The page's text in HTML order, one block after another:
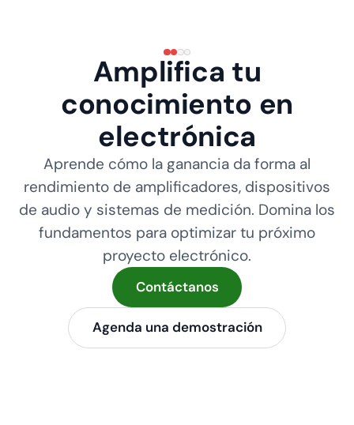
Amplifica tu
conocimiento en
electrónica
Aprende cómo la ganancia da forma al
rendimiento de amplificadores, dispositivos
de audio y sistemas de medición. Domina los
fundamentos para optimizar tu próximo
proyecto electrónico.
Contáctanos
Agenda una demostración